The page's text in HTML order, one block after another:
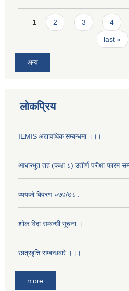
Pages
1 2 3 4
last »
अन्य
लोकप्रिय
IEMIS अद्यावधिक सम्बन्धमा ।।।
आधारभुत तह (कक्षा ८) उतीर्ण परीक्षा फारम
व्ययको बिवरण ०७७/७८ .
शोक विदा सम्बन्धी सूचना ।
छात्रबृत्ति सम्बन्धबारे ।।।
more